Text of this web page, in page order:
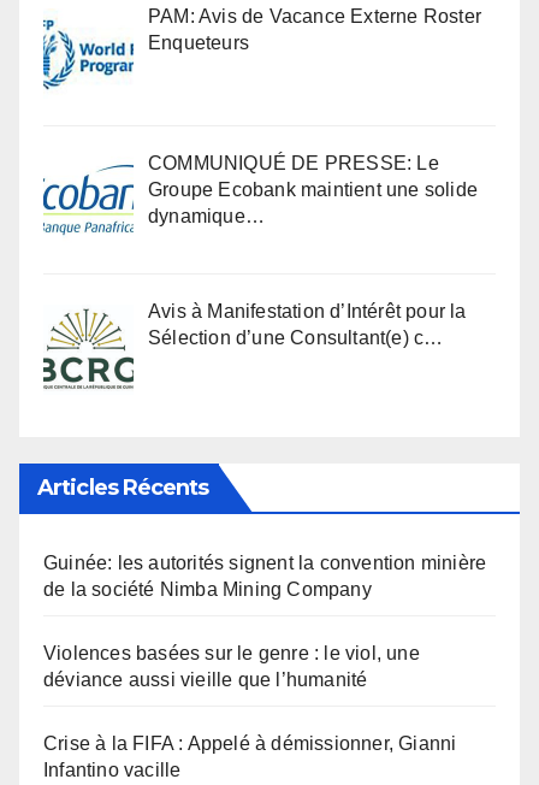
PAM: Avis de Vacance Externe Roster
Enqueteurs
COMMUNIQUÉ DE PRESSE: Le
Groupe Ecobank maintient une solide
dynamique…
Avis à Manifestation d’Intérêt pour la
Sélection d’une Consultant(e) c…
Articles Récents
Guinée: les autorités signent la convention minière
de la société Nimba Mining Company
Violences basées sur le genre : le viol, une
déviance aussi vieille que l’humanité
Crise à la FIFA : Appelé à démissionner, Gianni
Infantino vacille